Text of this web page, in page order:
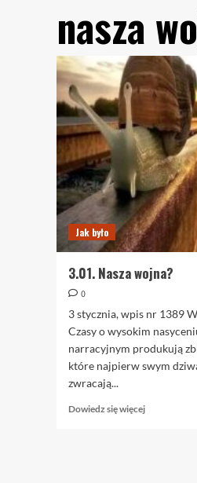
nasza
Jak było
3.01. Nasza wojna?
0
3 stycznia, wpis nr 1389
Czasy o wysokim
narracyjnym produkują
które najpierw swym
zwracają...
Dowiedz się więcejDowiedz